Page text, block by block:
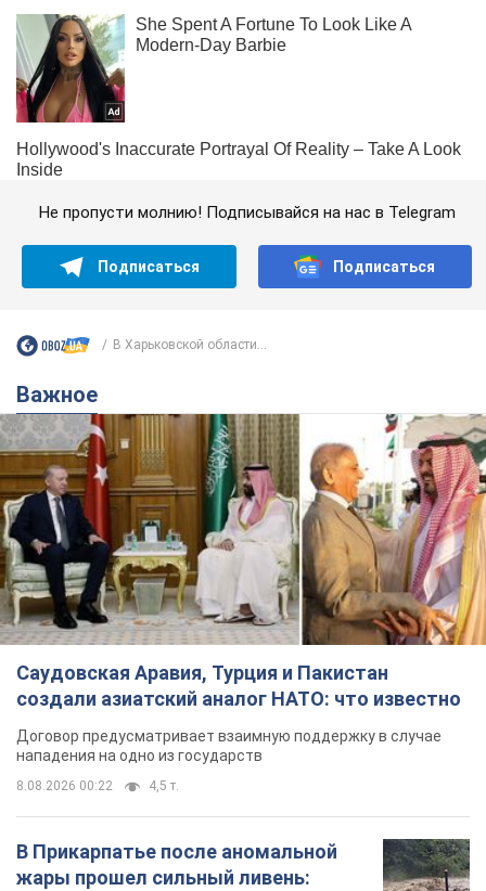
Не пропусти молнию! Подписывайся на нас в Telegram
Подписаться Подписаться
В Харьковской области...
Важное
Саудовская Аравия, Турция и Пакистан
создали азиатский аналог НАТО: что известно
Договор предусматривает взаимную поддержку в случае
нападения на одно из государств
8.08.2026 00:22 4,5 т.
В Прикарпатье после аномальной
жары прошел сильный ливень: